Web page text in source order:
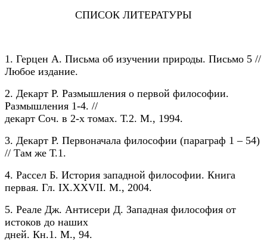
СПИСОК ЛИТЕРАТУРЫ
1. Герцен А. Письма об изучении природы. Письмо 5 //
Любое издание.
2. Декарт Р. Размышления о первой философии.
Размышления 1-4. //
декарт Соч. в 2-х томах. Т.2. М., 1994.
3. Декарт Р. Первоначала философии (параграф 1 – 54)
// Там же Т.1.
4. Рассел Б. История западной философии. Книга
первая. Гл. IX.XXVII. М., 2004.
5. Реале Дж. Антисери Д. Западная философия от
истоков до наших
дней. Кн.1. М., 94.